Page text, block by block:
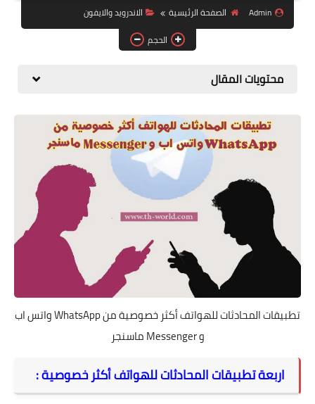
البلوجر
اخبار
Admin الصفحة الرئيسية
الاندرويد والايفون
الحجم
محتويات المقال
تطبيقات المحادثات للهواتف أكثر خصوصية من WhatsApp واتس اب
و Messenger ماسنجر
اربعة تطبيقات المحادثات للهواتف أكثر خصوصية :